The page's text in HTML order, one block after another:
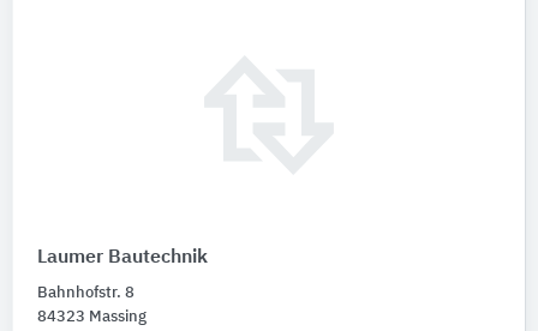
Laumer Bautechnik
Bahnhofstr. 8
84323 Massing